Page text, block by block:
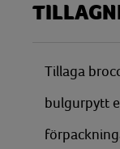
Tillaga
bulgurpytt